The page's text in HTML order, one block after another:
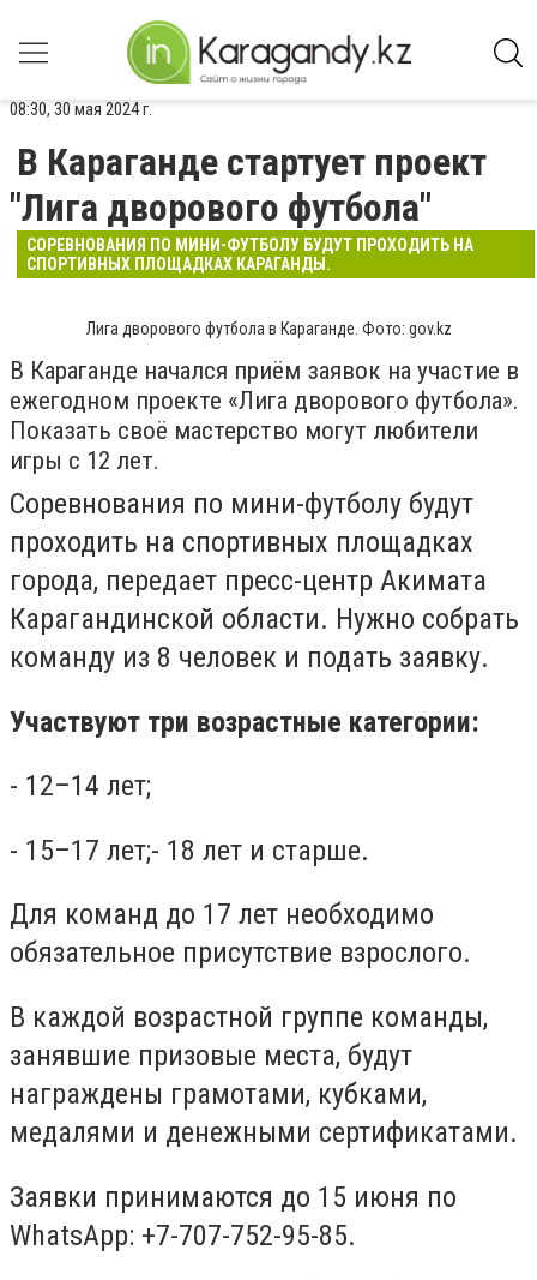
08:30, 30 мая 2024 г.
В Караганде стартует проект
"Лига дворового футбола"
СОРЕВНОВАНИЯ ПО МИНИ-ФУТБОЛУ БУДУТ ПРОХОДИТЬ НА
СПОРТИВНЫХ ПЛОЩАДКАХ КАРАГАНДЫ.
Лига дворового футбола в Караганде. Фото: gov.kz
В Караганде начался приём заявок на участие в
ежегодном проекте «Лига дворового футбола».
Показать своё мастерство могут любители
игры с 12 лет.
Соревнования по мини-футболу будут
проходить на спортивных площадках
города, передает пресс-центр Акимата
Карагандинской области. Нужно собрать
команду из 8 человек и подать заявку.
Участвуют три возрастные категории:
- 12–14 лет;
- 15–17 лет;- 18 лет и старше.
Для команд до 17 лет необходимо
обязательное присутствие взрослого.
В каждой возрастной группе команды,
занявшие призовые места, будут
награждены грамотами, кубками,
медалями и денежными сертификатами.
Заявки принимаются до 15 июня по
WhatsАpp: +7-707-752-95-85.